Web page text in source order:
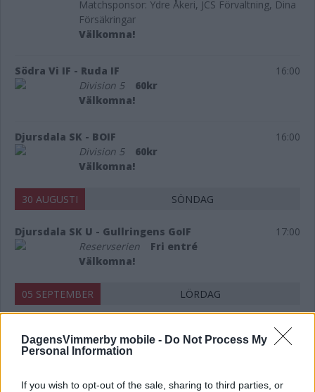
DagensVimmerby mobile - Do Not Process My
Personal Information
If you wish to opt-out of the sale, sharing to third parties, or
Matchsponsor: Ydre Åkeri, JCS Förvaltning, Dina
Försäkringar
Välkomna!
Södra Vi IF - Ruda IF
16:00
Division 5
60kr
Välkomna!
Djursdala SK - BOIF
16:00
Division 5
60kr
Välkomna!
30 AUGUSTI SÖNDAG
Djursdala SK U - Gullringens GoIF
17:00
Reservserien
Fri entré
Välkomna!
05 SEPTEMBER LÖRDAG
13:00
Division 2
60kr
0-16 år: Gratis